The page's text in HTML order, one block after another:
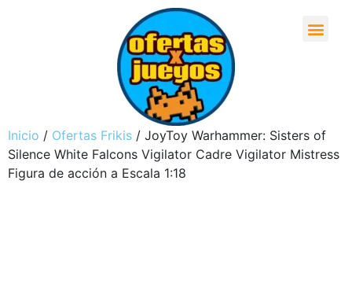
Inicio / Ofertas Frikis / JoyToy Warhammer: Sisters of
Silence White Falcons Vigilator Cadre Vigilator Mistress
Figura de acción a Escala 1:18